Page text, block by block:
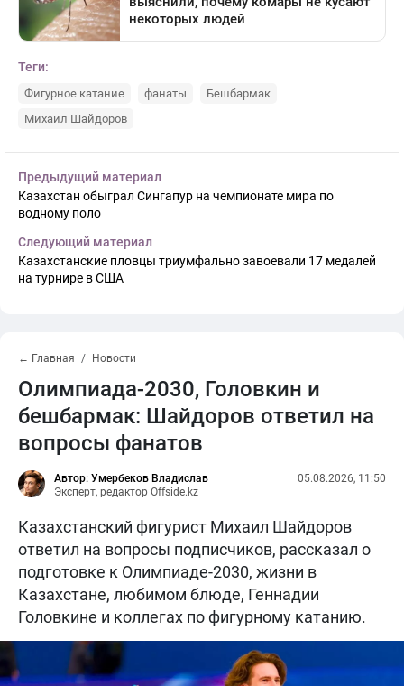
Теги:
Фигурное катание фанаты
Бешбармак
Михаил Шайдоров
Предыдущий материал
Казахстан обыграл Сингапур на чемпионате мира по
водному поло
Следующий материал
Казахстанские пловцы триумфально завоевали 17 медалей
на турнире в США
← Главная Новости
Олимпиада-2030, Головкин и
бешбармак: Шайдоров ответил на
вопросы фанатов
Автор: Умербеков Владислав
Эксперт, редактор Offside.kz
05.08.2026, 11:50
Казахстанский фигурист Михаил Шайдоров
ответил на вопросы подписчиков, рассказал о
подготовке к Олимпиаде-2030, жизни в
Казахстане, любимом блюде, Геннадии
Головкине и коллегах по фигурному катанию.